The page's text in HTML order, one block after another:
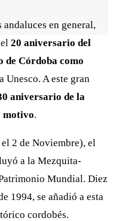
andaluces en general,
20 aniversario del
Córdoba como
Unesco. A este gran
aniversario de la
motivo.
2 de Noviembre), el
a la Mezquita-
Mundial. Diez
1994, se añadió a esta
cordobés.